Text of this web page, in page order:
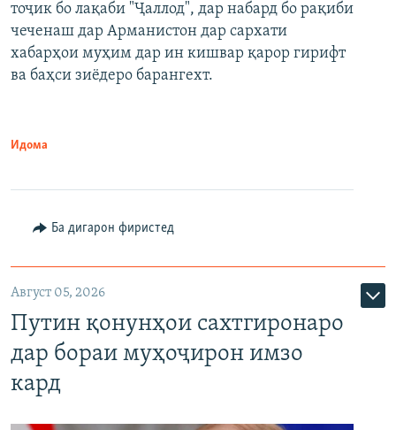
Auto 240p 360p 480p
720p 1080p
480p
тоҷик бо лақаби "Ҷаллод", дар набард бо рақиби
чеченаш дар Арманистон дар сархати
хабарҳои муҳим дар ин кишвар қарор гирифт
ва баҳси зиёдеро барангехт.
Идома
Ба дигарон фиристед
Август 05, 2026
Путин қонунҳои сахтгиронаро
дар бораи муҳоҷирон имзо
кард